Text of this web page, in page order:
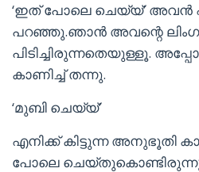
‘ഇത് പോലെ ചെയ്യ്’ അവൻ
പറഞ്ഞു.ഞാൻ അവന്റെ
പിടിച്ചിരുന്നതെയുള്ളൂ.
കാണിച്ച് തന്നു.
‘മുബി ചെയ്യ്’
എനിക്ക് കിട്ടുന്ന അനുഭൂതി
പോലെ ചെയ്തുകൊണ്ടിരുന്നു.